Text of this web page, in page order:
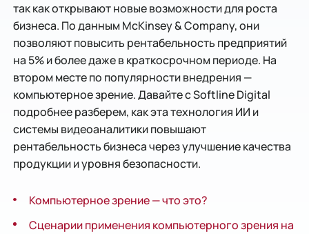
так как открывают новые возможности для роста
бизнеса. По данным McKinsey & Company, они
позволяют повысить рентабельность предприятий
на 5% и более даже в краткосрочном периоде. На
втором месте по популярности внедрения —
компьютерное зрение. Давайте c Softline Digital
подробнее разберем, как эта технология ИИ и
системы видеоаналитики повышают
рентабельность бизнеса через улучшение качества
продукции и уровня безопасности.
Компьютерное зрение — что это?
Сценарии применения компьютерного зрения на